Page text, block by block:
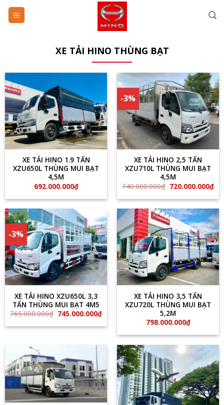
Skip
XE TẢI HINO THÙNG BẠT
XE TẢI HINO 1.9 TẤN
XZU650L THÙNG MUI BẠT
4,5M
692.000.000₫
-3%
XE TẢI HINO 2,5 TẤN
XZU710L THÙNG MUI BẠT
4,5M
740.000.000₫ Giá
gốc
là:
720.000.000₫Giá
tại
-3%
XE TẢI HINO XZU650L 3,3
TẤN THÙNG MUI BẠT 4M5
765.000.000₫ Giá
gốc
là:
745.000.000₫Giá
hiện
tại
745.000.000₫.
XE TẢI HINO 3,5 TẤN
XZU720L THÙNG MUI BẠT
5,2M
798.000.000₫